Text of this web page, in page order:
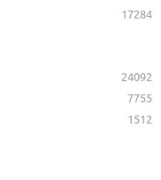
17284
24092
7755
1512